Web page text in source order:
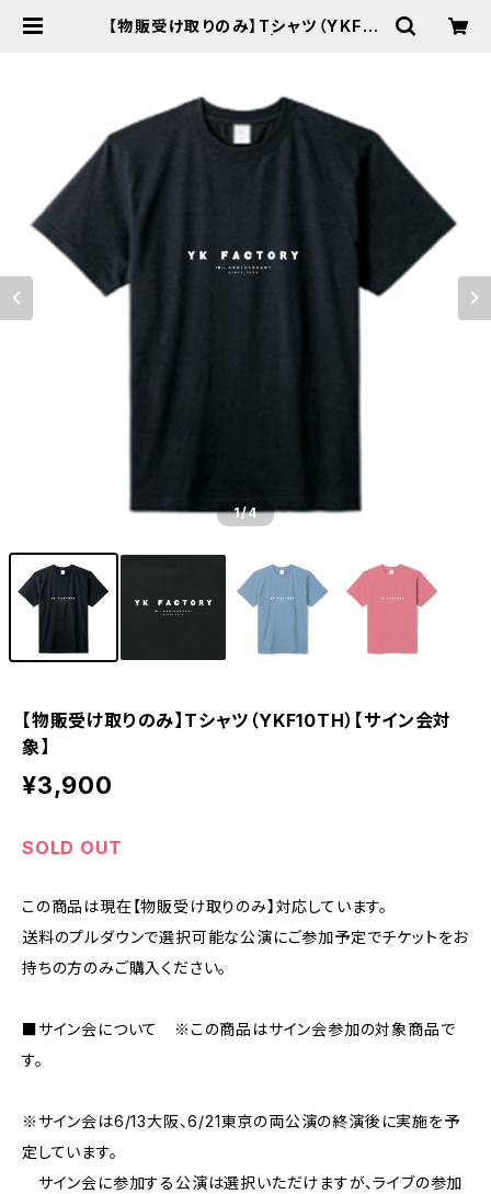
【物販受け取りのみ】Tシャツ（YKF10
1/4
【物販受け取りのみ】Tシャツ（YKF10TH）【サイン会対
象】
¥3,900
SOLD OUT
この商品は現在【物販受け取りのみ】対応しています。
送料のプルダウンで選択可能な公演にご参加予定でチケットをお
持ちの方のみご購入ください。
■サイン会について ※この商品はサイン会参加の対象商品で
す。
※サイン会は6/13大阪、6/21東京の両公演の終演後に実施を予
定しています。
サイン会に参加する公演は選択いただけますが、ライブの参加